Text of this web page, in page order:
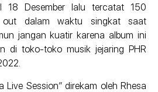
18 Desember lalu tercatat 150
dalam waktu singkat saat
jangan kuatir karena album ini
di toko-toko musik jejaring PHR
Live Session” direkam oleh Rhesa